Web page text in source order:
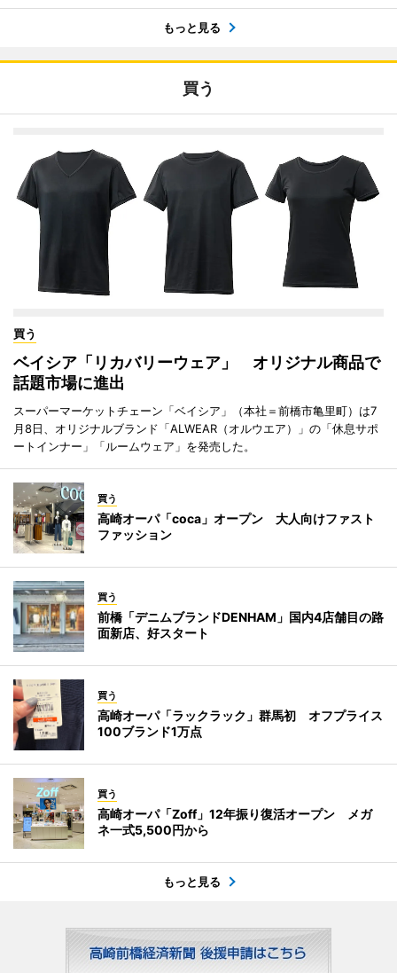
もっと見る
買う
買う
ベイシア「リカバリーウェア」 オリジナル商品で
話題市場に進出
スーパーマーケットチェーン「ベイシア」（本社＝前橋市亀里町）は7
月8日、オリジナルブランド「ALWEAR（オルウエア）」の「休息サポ
ートインナー」「ルームウェア」を発売した。
買う
高崎オーパ「coca」オープン 大人向けファスト
ファッション
買う
前橋「デニムブランドDENHAM」国内4店舗目の路
面新店、好スタート
買う
高崎オーパ「ラックラック」群馬初 オフプライス
100ブランド1万点
買う
高崎オーパ「Zoff」12年振り復活オープン メガ
ネ一式5,500円から
もっと見る